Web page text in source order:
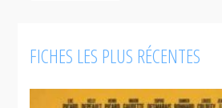
FICHES LES PLUS RÉCENTES